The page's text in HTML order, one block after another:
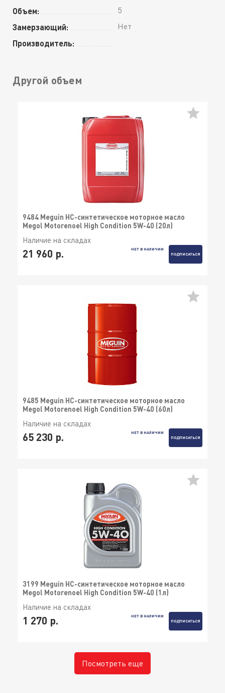
Объем: 5
Замерзающий: Нет
Производитель:
Другой объем
9484 Meguin НС-синтетическое моторное масло
Megol Motorenoel High Condition 5W-40 (20л)
Наличие на складах
21 960 р.
НЕТ В НАЛИЧИИ
ПОДПИСАТЬСЯ
9485 Meguin НС-синтетическое моторное масло
Megol Motorenoel High Condition 5W-40 (60л)
Наличие на складах
65 230 р.
НЕТ В НАЛИЧИИ
ПОДПИСАТЬСЯ
3199 Meguin НС-синтетическое моторное масло
Megol Motorenoel High Condition 5W-40 (1л)
Наличие на складах
1 270 р.
НЕТ В НАЛИЧИИ
ПОДПИСАТЬСЯ
Посмотреть еще